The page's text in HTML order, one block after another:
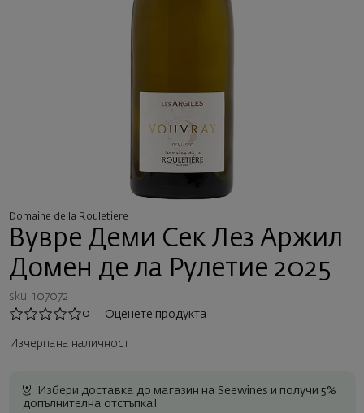
Domaine de la Rouletiere
Вувре Деми Сек Лез Аржил
Домен де ла Рулетие 2025
sku: 107072
0
Оценете продукта
Изчерпана наличност
Избери доставка до магазин на Seewines и получи 5%
допълнителна отстъпка!